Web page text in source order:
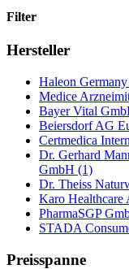
Filter
Hersteller
Haleon
Medice
Bayer Vital
Beiersdorf AG
Certmedica
Dr. Gerhard
GmbH (1)
Dr. Theiss
Karo Healthcare
PharmaSGP
STADA
Preisspanne